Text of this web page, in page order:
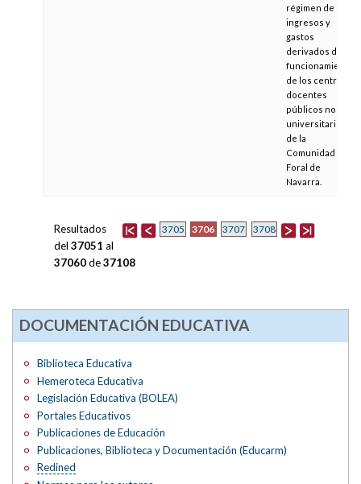
régimen de los
ingresos y
gastos
derivados del
funcionamiento
de los centros
docentes
públicos no
universitarios
de la
Comunidad
Foral de
Navarra.
3705 3706 3707 3708
Resultados
del 37051 al
37060de37108
DOCUMENTACIÓN EDUCATIVA
Biblioteca Educativa
Hemeroteca Educativa
Legislación Educativa (BOLEA)
Portales Educativos
Publicaciones de Educación
Publicaciones, Biblioteca y Documentación (Educarm)
Redined